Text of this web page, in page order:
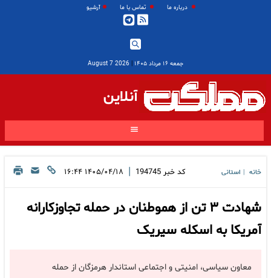
درباره ما تماس با ما آرشیو
جمعه ۱۶ مرداد ۱۴۰۵ |
2026 August 7
آنلاین
خانه استانی کد خبر 194745
| ۱۴۰۵/۰۴/۱۸ ۱۶:۴۴
شهادت ۳ تن از هموطنان در حمله تجاوزکارانه
آمریکا به اسکله سیریک
معاون سیاسی، امنیتی و اجتماعی استاندار هرمزگان از حمله